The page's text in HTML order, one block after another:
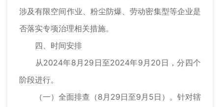
涉及有限空间作业、粉尘防爆、劳动密集型等企业是
否落实专项治理相关措施。
四、时间安排
从2024年8月29日至2024年9月20日，分四个
阶段进行。
（一）全面排查（8月29日至9月5日）。针对辖